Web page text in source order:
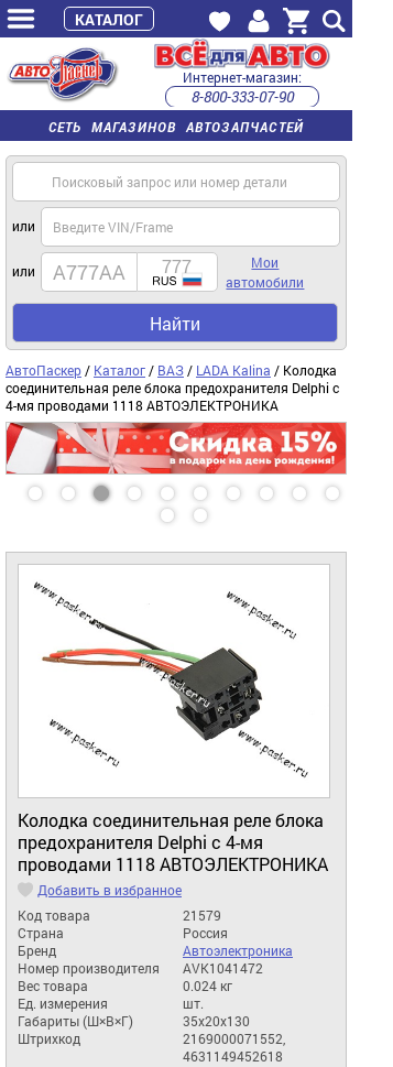
СЕТЬ МАГАЗИНОВ АВТОЗАПЧАСТЕЙ
Интернет-магазин:
8-800-333-07-90
часы работы с 9:00 до 22:00 (пн-пт)
или
или
Мои
автомобили
Найти
АвтоПаскер / Каталог / ВАЗ / LADA Kalina / Колодка
соединительная реле блока предохранителя Delphi с
4-мя проводами 1118 АВТОЭЛЕКТРОНИКА
Колодка соединительная реле блока
предохранителя Delphi с 4-мя
проводами 1118 АВТОЭЛЕКТРОНИКА
Добавить в избранное
Код товара
21579
Страна
Россия
Бренд
Автоэлектроника
Номер производителя
AVK1041472
Вес товара
0.024 кг
Ед. измерения
шт.
Габариты (Ш×В×Г)
35x20x130
Штрихкод
2169000071552,
4631149452618
КАТАЛОГ